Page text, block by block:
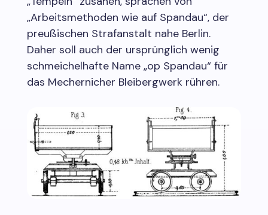
„Arbeitsmethoden wie auf Spandau“, der
preußischen Strafanstalt nahe Berlin.
Daher soll auch der ursprünglich wenig
schmeichelhafte Name „op Spandau“ für
das Mechernicher Bleibergwerk rühren.